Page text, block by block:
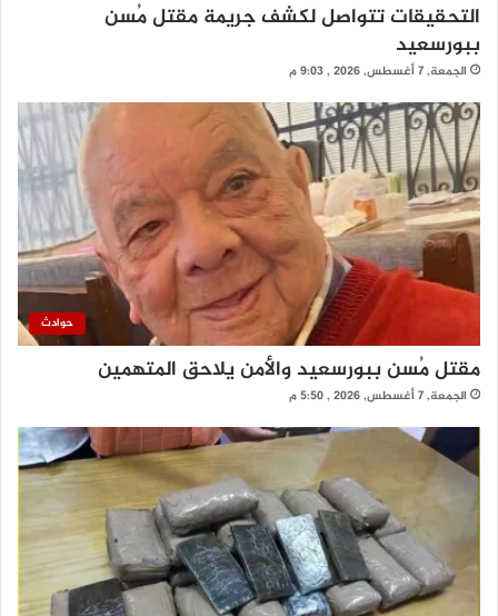
التحقيقات تتواصل لكشف جريمة مقتل مُسن
ببورسعيد
الجمعة, 7 أغسطس, 2026 , 9:03 م
حوادث
مقتل مُسن ببورسعيد والأمن يلاحق المتهمين
الجمعة, 7 أغسطس, 2026 , 5:50 م